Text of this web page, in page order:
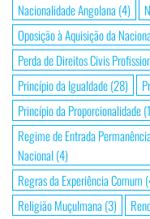
Nacionalidade Angolana (4)
Oposição à Aquisição da
Perda de Direitos Civis
Princípio da Igualdade(28)
Princípio da Proporcionalidade
Regime de Entrada
Nacional (4)
Regras da Experiência Comum
Religião Muçulmana (3)